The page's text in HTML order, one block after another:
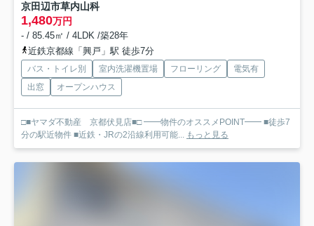
京田辺市草内山科
1,480万円
- / 85.45㎡ / 4LDK /築28年
近鉄京都線「興戸」駅 徒歩7分
バス・トイレ別 室内洗濯機置場 フローリング
電気有
出窓
オープンハウス
□■ヤマダ不動産 京都伏見店■□ ━━物件のオススメPOINT━━ ■徒歩7
分の駅近物件 ■近鉄・JRの2沿線利用可能... もっと見る